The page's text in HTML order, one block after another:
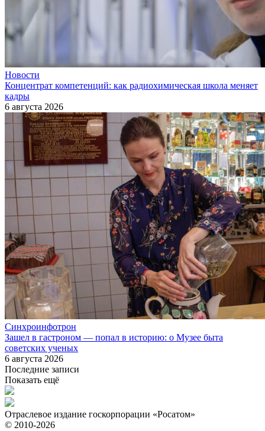
Новости
Концентрат компетенций: как радиохимическая школа меняет
кадры
6 августа 2026
Синхроинфотрон
Зашел в гастроном — попал в историю: о Музее быта
советских ученых
6 августа 2026
Последние записи
Показать ещё
Отраслевое издание госкорпорации «Росатом»
© 2010-2026